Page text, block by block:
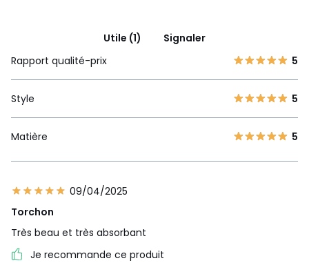
Utile (1)
Signaler
Rapport qualité-prix
5
Style 5
Matière 5
09/04/2025
Torchon
Très beau et très absorbant
Je recommande ce produit